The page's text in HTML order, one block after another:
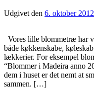
Udgivet den 6. oktober 2012
Vores lille blommetræ har
både køkkenskabe,
lækkerier. For eksempel
“Blommer i Madeira anno
dem i huset er det nemt at
sammen. […]